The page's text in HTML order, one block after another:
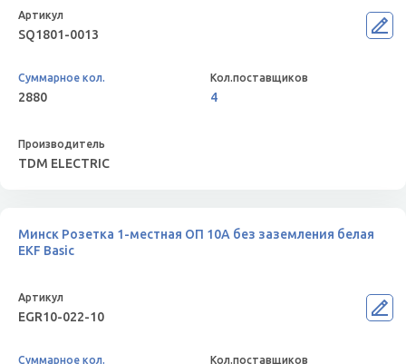
SQ1801-0013
2880 4
TDM ELECTRIC
Минск Розетка 1-местная ОП 10А без заземления белая
EKF Basic
EGR10-022-10